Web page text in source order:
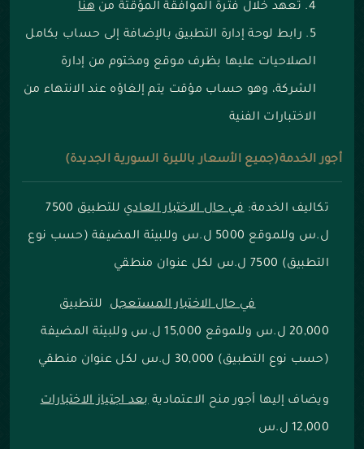
تعهد خلال فترة الموافقة المؤقتة من هنا
رابط لوحة إدارة التطبيق بالإضافة إلى حساب بكامل
الصلاحيات عليها بظرف موقع ومختوم من إدارة
الشركة، وهو حساب مؤقت يتم إلغاؤه عند الانتهاء من
الاختبارات الفنية
أجور الخدمة(جميع الأسعار بالليرة السورية الجديدة)
تكاليف الخدمة:في حال الاختبار العادي للتطبيق 7500
ل.س وللموقع 5000 ل.س وللبيئة المضيفة (حسب نوع
التطبيق) 7500 ل.س لكل عنوان منطقي
في حال الاختبار المستعجلللتطبيق
20,000 ل.س وللموقع 15,000 ل.س وللبيئة المضيفة
(حسب نوع التطبيق) 30,000 ل.س لكل عنوان منطقي
ويضاف إليها أجور منح الاعتماديةبعد اجتياز الاختبارات
12,000 ل.س